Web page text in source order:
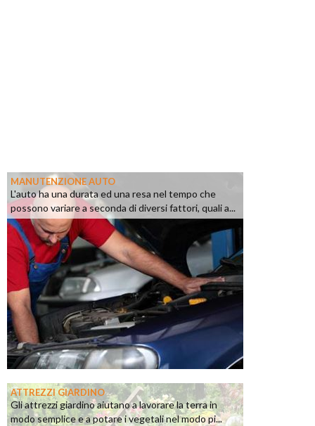
MANUTENZIONE AUTO
L'auto ha una durata ed una resa nel tempo che
possono variare a seconda di diversi fattori, quali a...
ATTREZZI GIARDINO
Gli attrezzi giardino aiutano a lavorare la terra in
modo semplice e a potare i vegetali nel modo pi...